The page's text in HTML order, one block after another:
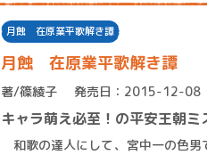
月蝕 在原業平歌解き譚
月蝕 在原業平歌解き譚
著/篠綾子 発売日：2015-12-08
キャラ萌え必至！の平安王朝ミ
和歌の達人にして、宮中一の色男